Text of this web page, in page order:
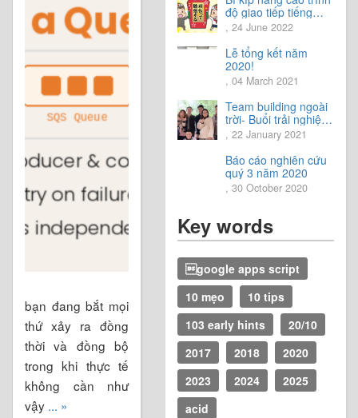
bạn đang bắt mọi
thứ xảy ra đồng
thời và đồng bộ
trong khi thực tế
không cần như
vậy ... »
độ giao tiếp tiếng
Nhật.
, 24 June 2022
Lễ tổng kết năm
2020!
, 04 March 2021
Team building ngoài
trời- Buổi trải nghiệm
tuyệt vời.
, 22 January 2021
Báo cáo nghiên cứu
quý 3 năm 2020
, 30 October 2020
Key words
google apps script
10 mẹo
10 tips
103 early hints
20/10
2017
2018
2020
2023
2024
2025
acid